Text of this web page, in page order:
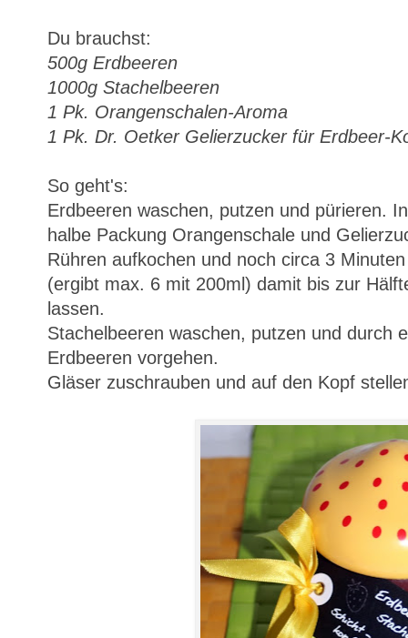
Du brauchst:
500g Erdbeeren
1000g Stachelbeeren
1 Pk. Orangenschalen-Aroma
1 Pk. Dr. Oetker Gelierzucker für Erdbeer-
So geht's:
Erdbeeren waschen, putzen und pürieren.
halbe Packung Orangenschale und
Rühren aufkochen und noch circa 3
(ergibt max. 6 mit 200ml) damit bis zur
lassen.
Stachelbeeren waschen, putzen und durch
Erdbeeren vorgehen.
Gläser zuschrauben und auf den Kopf